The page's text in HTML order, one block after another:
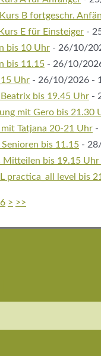
B fortgeschr.
E für Einsteiger -
bis 10 Uhr - 26/10/
bis 11.15 - 26/10/
Uhr - 26/10/2026 -
bis 19.45 Uhr -
mit Gero bis 21.30
Tatjana 20-21 Uhr -
bis 11.15 -
Mitteilen bis 19.15
practica_all level bis
> >>